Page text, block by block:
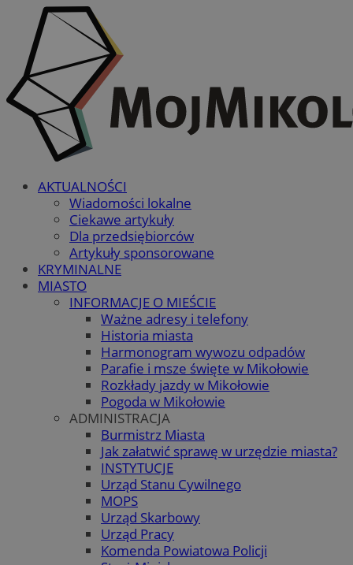
AKTUALNOŚCI
Wiadomości lokalne
Ciekawe artykuły
Dla przedsiębiorców
Artykuły sponsorowane
KRYMINALNE
MIASTO
INFORMACJE O MIEŚCIE
Ważne adresy i telefony
Historia miasta
Harmonogram wywozu odpadów
Parafie i msze święte w Mikołowie
Rozkłady jazdy w Mikołowie
Pogoda w Mikołowie
ADMINISTRACJA
Burmistrz Miasta
Jak załatwić sprawę w urzędzie miasta?
INSTYTUCJE
Urząd Stanu Cywilnego
MOPS
Urząd Skarbowy
Urząd Pracy
Komenda Powiatowa Policji